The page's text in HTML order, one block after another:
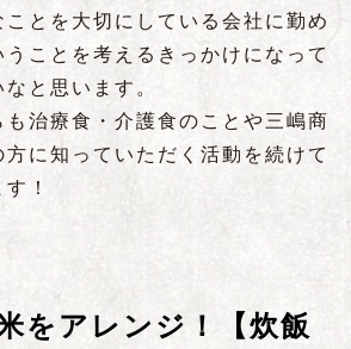
とを大切にしている会社に勤め
ことを考えるきっかけになって
と思います。
治療食・介護食のことや三嶋商
に知っていただく活動を続けて
！
をアレンジ！【炊飯